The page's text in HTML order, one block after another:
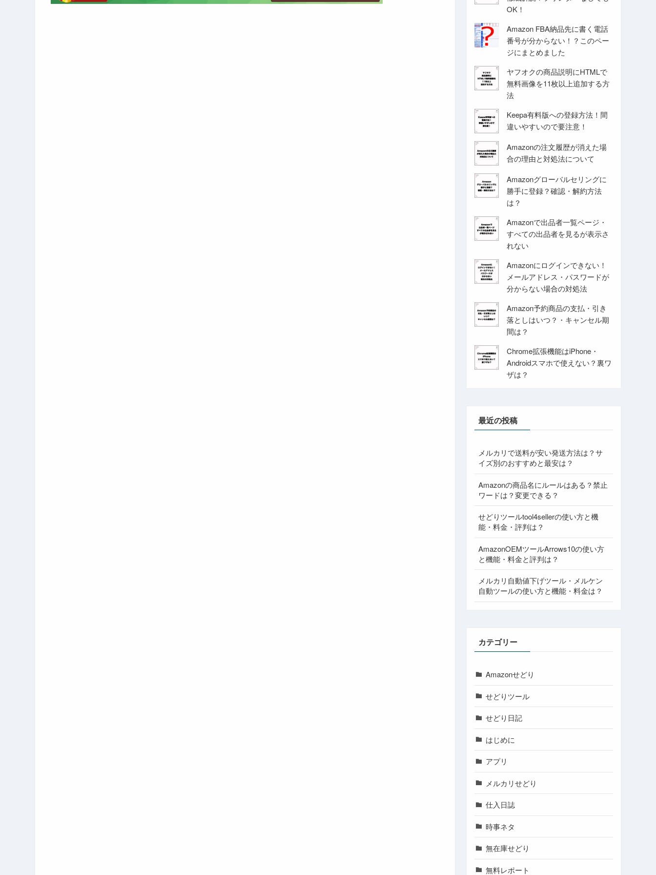
OK！
Amazon FBA納品先に書く電話
番号が分からない！？このペー
ジにまとめました
ヤフオクの商品説明にHTMLで
無料画像を11枚以上追加する方
法
Keepa有料版への登録方法！間
違いやすいので要注意！
Amazonの注文履歴が消えた場
合の理由と対処法について
Amazonグローバルセリングに
勝手に登録？確認・解約方法
は？
Amazonで出品者一覧ページ・
すべての出品者を見るが表示さ
れない
Amazonにログインできない！
メールアドレス・パスワードが
分からない場合の対処法
Amazon予約商品の支払・引き
落としはいつ？・キャンセル期
間は？
Chrome拡張機能はiPhone・
Androidスマホで使えない？裏ワ
ザは？
最近の投稿
メルカリで送料が安い発送方法は？サ
イズ別のおすすめと最安は？
Amazonの商品名にルールはある？禁止
ワードは？変更できる？
せどりツールtool4sellerの使い方と機
能・料金・評判は？
AmazonOEMツールArrows10の使い方
と機能・料金と評判は？
メルカリ自動値下げツール・メルケン
自動ツールの使い方と機能・料金は？
カテゴリー
Amazonせどり
せどりツール
せどり日記
はじめに
アプリ
メルカリせどり
仕入日誌
時事ネタ
無在庫せどり
無料レポート